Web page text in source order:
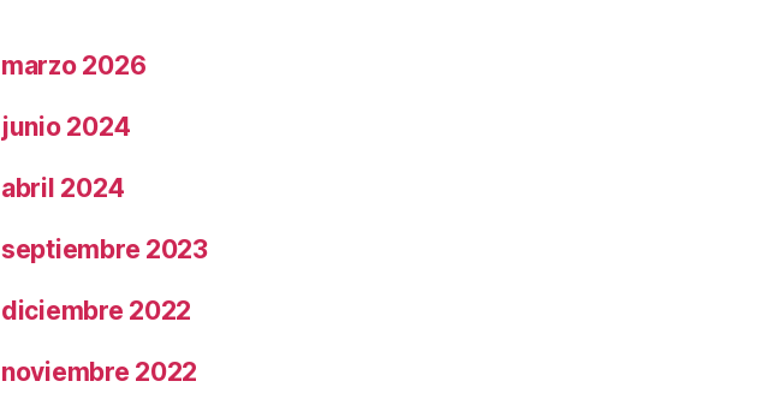
marzo 2026
junio 2024
abril 2024
septiembre 2023
diciembre 2022
noviembre 2022